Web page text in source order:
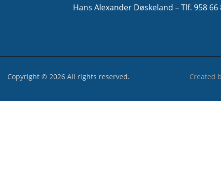
Hans Alexander Døskeland – Tlf. 958 66
Copyright © 2026 All rights reserved. Created